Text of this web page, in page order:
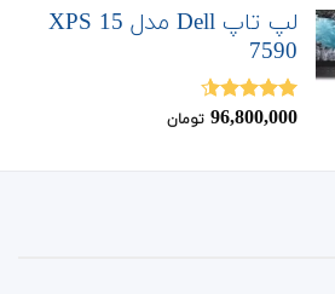
لپ تاپ Dell مدل XPS 15
7590
نمره4.50
96,800,000 تومان